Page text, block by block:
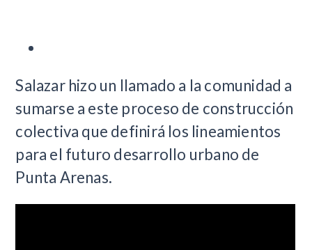
Salazar hizo un llamado a la comunidad a
sumarse a este proceso de construcción
colectiva que definirá los lineamientos
para el futuro desarrollo urbano de
Punta Arenas.